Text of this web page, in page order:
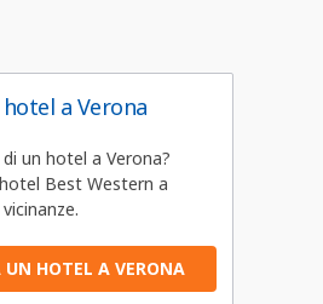
a Verona
un hotel a Verona?
Best Western a
UN HOTEL A VERONA